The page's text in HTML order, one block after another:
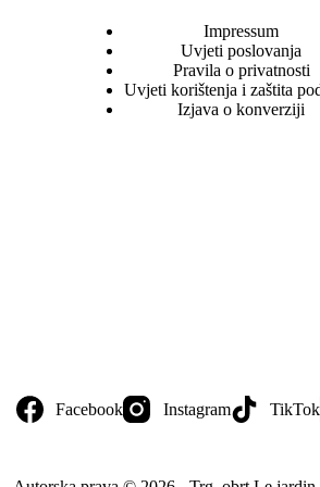
Impressum
Uvjeti poslovanja
Pravila o privatnosti
Uvjeti korištenja i zaštita
Izjava o konverziji
Facebook Instagram TikTok